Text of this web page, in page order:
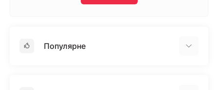
Популярне